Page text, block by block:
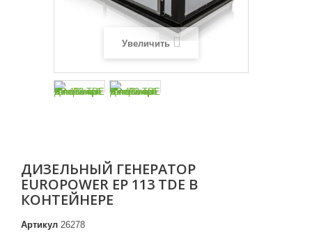
Увеличить
ДИЗЕЛЬНЫЙ ГЕНЕРАТОР
EUROPOWER EP 113 TDE В
КОНТЕЙНЕРЕ
Артикул 26278